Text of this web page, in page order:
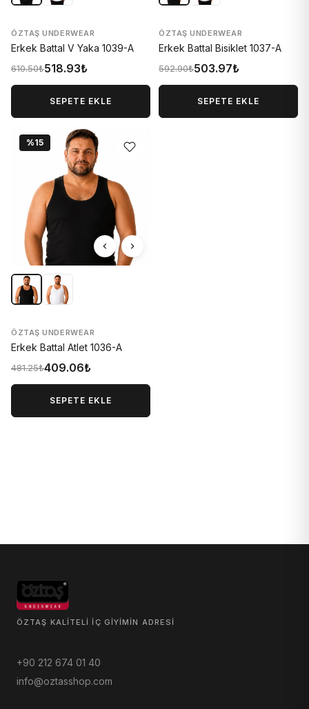
ÖZTAŞ UNDERWEAR
Erkek Battal V Yaka 1039-A
610.50₺518.93₺
SEPETE EKLE
ÖZTAŞ UNDERWEAR
Erkek Battal Bisiklet 1037-A
592.90₺503.97₺
SEPETE EKLE
%15
ÖZTAŞ UNDERWEAR
Erkek Battal Atlet 1036-A
481.25₺409.06₺
SEPETE EKLE
ÖZTAŞ KALITELI IÇ GIYIMIN ADRESI
+90 212 674 01 40
info@oztasshop.com